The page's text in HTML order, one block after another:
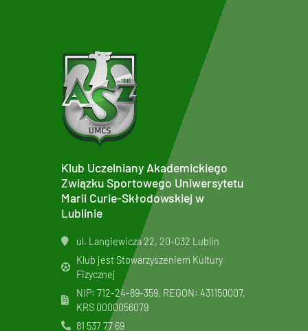
Klub Uczelniany Akademickiego
Związku Sportowego Uniwersytetu
Marii Curie-Skłodowskiej w
Lublinie
ul. Langiewicza 22, 20-032 Lublin
Klub jest Stowarzyszeniem Kultury
Fizycznej
NIP: 712-24-89-359, REGON: 431150007,
KRS 0000056079
81 537 77 69